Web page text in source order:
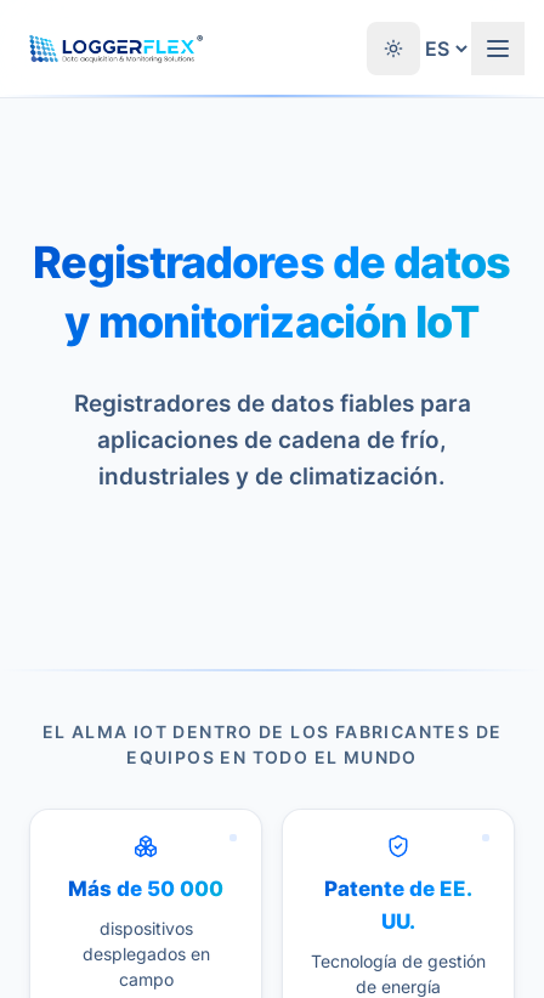
®
Registradores de datos
y monitorización IoT
Registradores de datos fiables para
aplicaciones de cadena de frío,
industriales y de climatización.
EL ALMA IOT DENTRO DE LOS FABRICANTES DE
EQUIPOS EN TODO EL MUNDO
Más de 50 000
dispositivos
desplegados en
campo
Patente de EE.
UU.
Tecnología de gestión
de energía